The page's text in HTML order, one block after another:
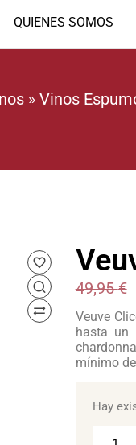
QUIENES SOMOS
» Vinos
49,95€
Veuve
hasta un
mínimo
Hay